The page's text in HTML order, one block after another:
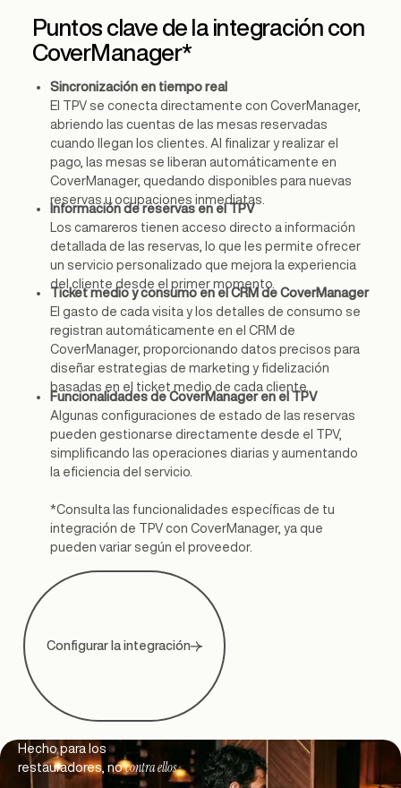
Puntos clave de la integración con
CoverManager*
Sincronización en tiempo real
El TPV se conecta directamente con CoverManager,
abriendo las cuentas de las mesas reservadas
cuando llegan los clientes. Al finalizar y realizar el
pago, las mesas se liberan automáticamente en
CoverManager, quedando disponibles para nuevas
reservas u ocupaciones inmediatas.
Información de reservas en el TPV
Los camareros tienen acceso directo a información
detallada de las reservas, lo que les permite ofrecer
un servicio personalizado que mejora la experiencia
del cliente desde el primer momento.
Ticket medio y consumo en el CRM de CoverManager
El gasto de cada visita y los detalles de consumo se
registran automáticamente en el CRM de
CoverManager, proporcionando datos precisos para
diseñar estrategias de marketing y fidelización
basadas en el ticket medio de cada cliente.
Funcionalidades de CoverManager en el TPV
Algunas configuraciones de estado de las reservas
pueden gestionarse directamente desde el TPV,
simplificando las operaciones diarias y aumentando
la eficiencia del servicio.
*Consulta las funcionalidades específicas de tu
integración de TPV con CoverManager, ya que
pueden variar según el proveedor.
Configurar la integración
Footer
Hecho para los
restauradores, nocontra ellos